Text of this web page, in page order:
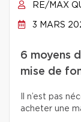
RE/MAX
3 MARS
6 moyens
mise de
Il n’est pas
acheter une